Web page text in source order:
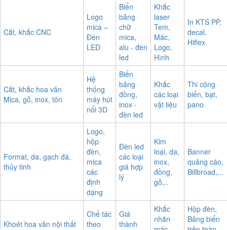
Cắt, khắc CNC
Logo
mica –
Đèn
LED
Biển
bảng
chữ
mica,
alu - đèn
led
Khắc
laser
Tem,
Mác,
Logo,
Hình
In KTS PP,
decal,
Hiflex
Cắt, khắc hoa văn
Mica, gỗ, inox, tôn
Hệ
thống
máy hút
nổi 3D
Biển
bảng
đồng,
inox -
đèn led
Khắc
các loại
vật liệu
Thi công
biển, bạt,
pano
Format, da, gạch đá,
thủy tinh
Logo,
hộp
đèn,
mica
các
định
dạng
Đèn led
các loại
giá hợp
lý
Kim
loại, da,
inox,
đồng,
gỗ,..
Banner
quảng cáo,
Billbroad,...
Khoét hoa văn nội thất
Chế tác
theo
Giá
thành
Khắc
nhãn
Hộp đèn,
Bảng biển